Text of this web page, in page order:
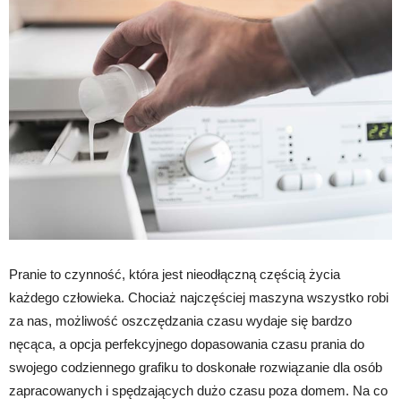
Pranie to czynność, która jest nieodłączną częścią życia
każdego człowieka. Chociaż najczęściej maszyna wszystko robi
za nas, możliwość oszczędzania czasu wydaje się bardzo
nęcąca, a opcja perfekcyjnego dopasowania czasu prania do
swojego codziennego grafiku to doskonałe rozwiązanie dla osób
zapracowanych i spędzających dużo czasu poza domem. Na co